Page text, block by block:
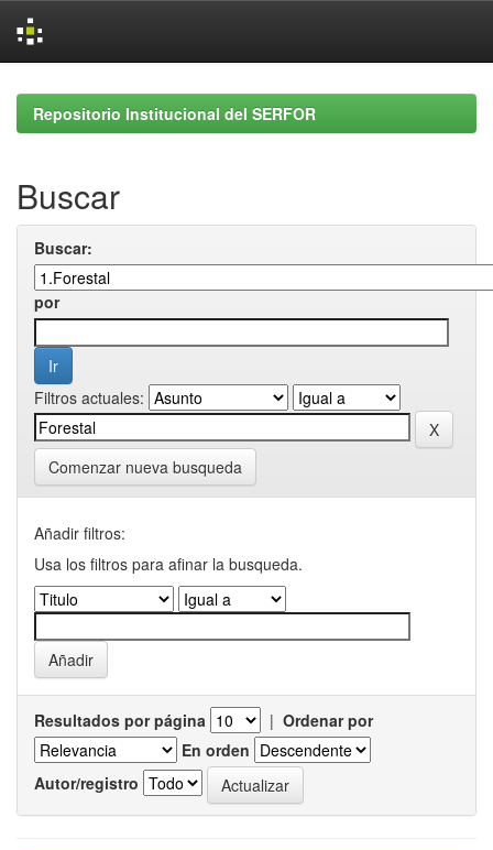
navigationRepositorio Institucional del SERFOR
Buscar
Buscar:
por
Filtros actuales:
Comenzar nueva busqueda
Añadir filtros:
Usa los filtros para afinar la busqueda.
Resultados por página | Ordenar por
En orden
Autor/registro